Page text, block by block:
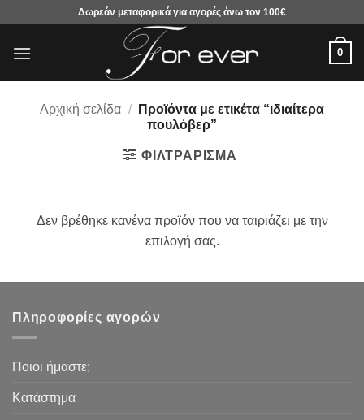
περιεχόμενο
Δωρεάν μεταφορικά για αγορές άνω τον 100€
0
Αρχική σελίδα /
Προϊόντα με ετικέτα “ιδιαίτερα
πουλόβερ”
ΦΙΛΤΡΆΡΙΣΜΑ
Δεν βρέθηκε κανένα προϊόν που να ταιριάζει με την
επιλογή σας.
Πληροφορίες αγορών
Ποιοι ήμαστε;
Κατάστημα